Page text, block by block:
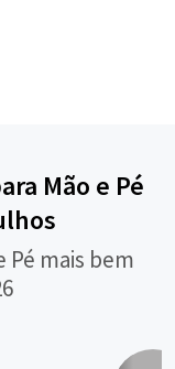
Mão e Pé
Pé mais bem